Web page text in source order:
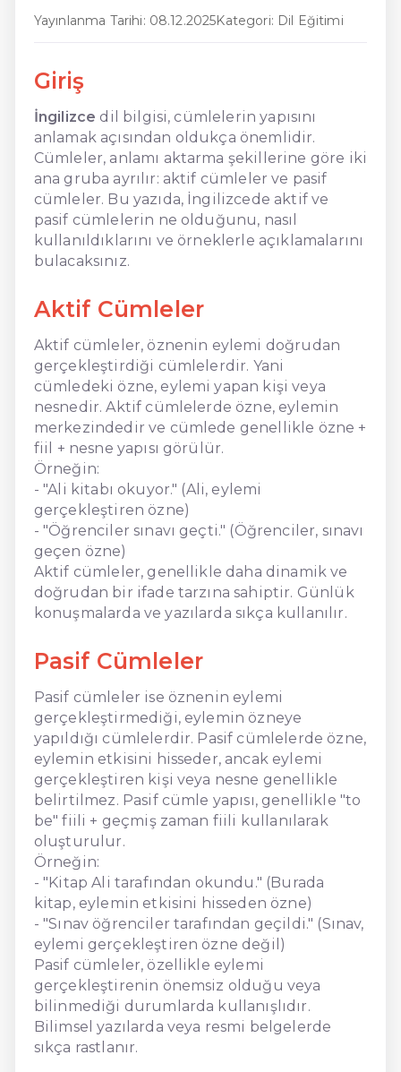
Yayınlanma Tarihi: 08.12.2025Kategori: Dil Eğitimi
Giriş
İngilizce dil bilgisi, cümlelerin yapısını
anlamak açısından oldukça önemlidir.
Cümleler, anlamı aktarma şekillerine göre iki
ana gruba ayrılır: aktif cümleler ve pasif
cümleler. Bu yazıda, İngilizcede aktif ve
pasif cümlelerin ne olduğunu, nasıl
kullanıldıklarını ve örneklerle açıklamalarını
bulacaksınız.
Aktif Cümleler
Aktif cümleler, öznenin eylemi doğrudan
gerçekleştirdiği cümlelerdir. Yani
cümledeki özne, eylemi yapan kişi veya
nesnedir. Aktif cümlelerde özne, eylemin
merkezindedir ve cümlede genellikle özne +
fiil + nesne yapısı görülür.
Örneğin:
- "Ali kitabı okuyor." (Ali, eylemi
gerçekleştiren özne)
- "Öğrenciler sınavı geçti." (Öğrenciler, sınavı
geçen özne)
Aktif cümleler, genellikle daha dinamik ve
doğrudan bir ifade tarzına sahiptir. Günlük
konuşmalarda ve yazılarda sıkça kullanılır.
Pasif Cümleler
Pasif cümleler ise öznenin eylemi
gerçekleştirmediği, eylemin özneye
yapıldığı cümlelerdir. Pasif cümlelerde özne,
eylemin etkisini hisseder, ancak eylemi
gerçekleştiren kişi veya nesne genellikle
belirtilmez. Pasif cümle yapısı, genellikle "to
be" fiili + geçmiş zaman fiili kullanılarak
oluşturulur.
Örneğin:
- "Kitap Ali tarafından okundu." (Burada
kitap, eylemin etkisini hisseden özne)
- "Sınav öğrenciler tarafından geçildi." (Sınav,
eylemi gerçekleştiren özne değil)
Pasif cümleler, özellikle eylemi
gerçekleştirenin önemsiz olduğu veya
bilinmediği durumlarda kullanışlıdır.
Bilimsel yazılarda veya resmi belgelerde
sıkça rastlanır.